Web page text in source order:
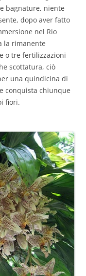
bagnature, niente
dopo aver fatto
nel Rio
la rimanente
o tre fertilizzazioni
scottatura, ciò
una quindicina di
conquista chiunque
fiori.